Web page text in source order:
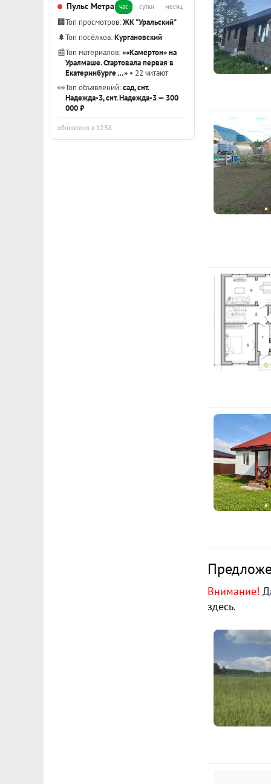
Пульс Метра час сутки месяц
🏢Топ просмотров:ЖК "Уральский"
🌲Топ посёлков:Кургановский
📰Топ материалов:««Камертон» на
Уралмаше. Стартовала первая в
Екатеринбурге …» • 22 читают
👀Топ объявлений:сад, снт.
Надежда-3, снт. Надежда-3 — 300
000 ₽
обновлено в 12:58
Внимание!
здесь.